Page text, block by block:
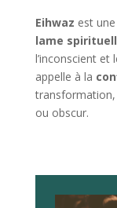
Eihwaz est une
lame
l’inconscient et
appelle à la
transformation,
ou obscur.